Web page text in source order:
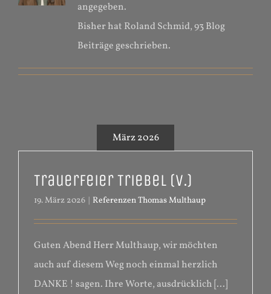
angegeben.
Bisher hat Roland Schmid, 93 Blog
Beiträge geschrieben.
März 2026
Trauerfeier Triebel (V.)
19. März 2026 Referenzen Thomas Multhaup
Guten Abend Herr Multhaup, wir möchten
auch auf diesem Weg noch einmal herzlich
DANKE ! sagen. Ihre Worte, ausdrücklich [...]